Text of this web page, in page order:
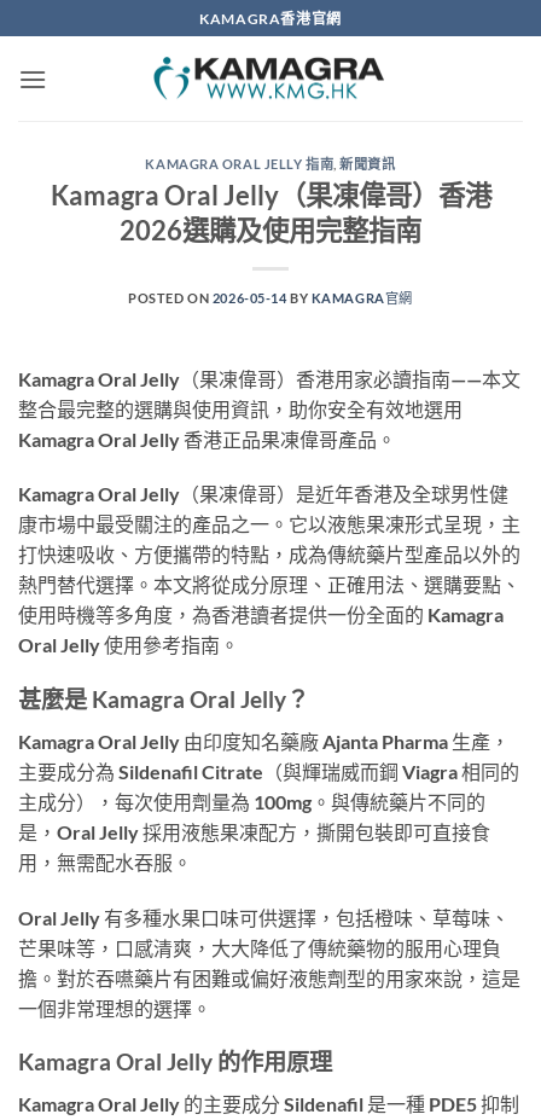
to
content
KAMAGRA香港官網
KAMAGRA ORAL JELLY 指南 ,新聞資訊
Kamagra Oral Jelly（果凍偉哥）香港
2026選購及使用完整指南
POSTED ON 2026-05-14BY KAMAGRA官網
Kamagra Oral Jelly（果凍偉哥）香港用家必讀指南——本文
整合最完整的選購與使用資訊，助你安全有效地選用
Kamagra Oral Jelly 香港正品果凍偉哥產品。
Kamagra Oral Jelly（果凍偉哥）是近年香港及全球男性健
康市場中最受關注的產品之一。它以液態果凍形式呈現，主
打快速吸收、方便攜帶的特點，成為傳統藥片型產品以外的
熱門替代選擇。本文將從成分原理、正確用法、選購要點、
使用時機等多角度，為香港讀者提供一份全面的 Kamagra
Oral Jelly 使用參考指南。
甚麼是 Kamagra Oral Jelly？
Kamagra Oral Jelly 由印度知名藥廠 Ajanta Pharma 生產，
主要成分為 Sildenafil Citrate（與輝瑞威而鋼 Viagra 相同的
主成分），每次使用劑量為 100mg。與傳統藥片不同的
是，Oral Jelly 採用液態果凍配方，撕開包裝即可直接食
用，無需配水吞服。
Oral Jelly 有多種水果口味可供選擇，包括橙味、草莓味、
芒果味等，口感清爽，大大降低了傳統藥物的服用心理負
擔。對於吞嚥藥片有困難或偏好液態劑型的用家來說，這是
一個非常理想的選擇。
Kamagra Oral Jelly 的作用原理
Kamagra Oral Jelly 的主要成分 Sildenafil 是一種 PDE5 抑制